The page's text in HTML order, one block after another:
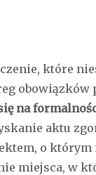
które
na
aktu
o którym
miejsca, w